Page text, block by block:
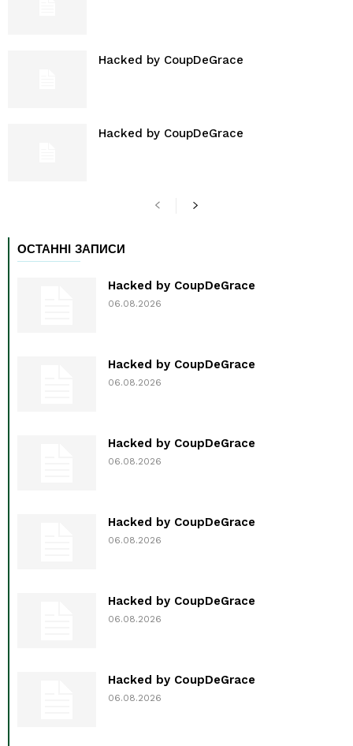
Hacked by CoupDeGrace
Hacked by CoupDeGrace
ОСТАННІ ЗАПИСИ
Hacked by CoupDeGrace
06.08.2026
Hacked by CoupDeGrace
06.08.2026
Hacked by CoupDeGrace
06.08.2026
Hacked by CoupDeGrace
06.08.2026
Hacked by CoupDeGrace
06.08.2026
Hacked by CoupDeGrace
06.08.2026